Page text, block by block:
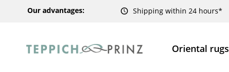
Our advantages: Shipping within 24 hours*
Oriental rugs